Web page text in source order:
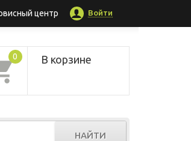
центр Войти
0 В корзине
НАЙТИ